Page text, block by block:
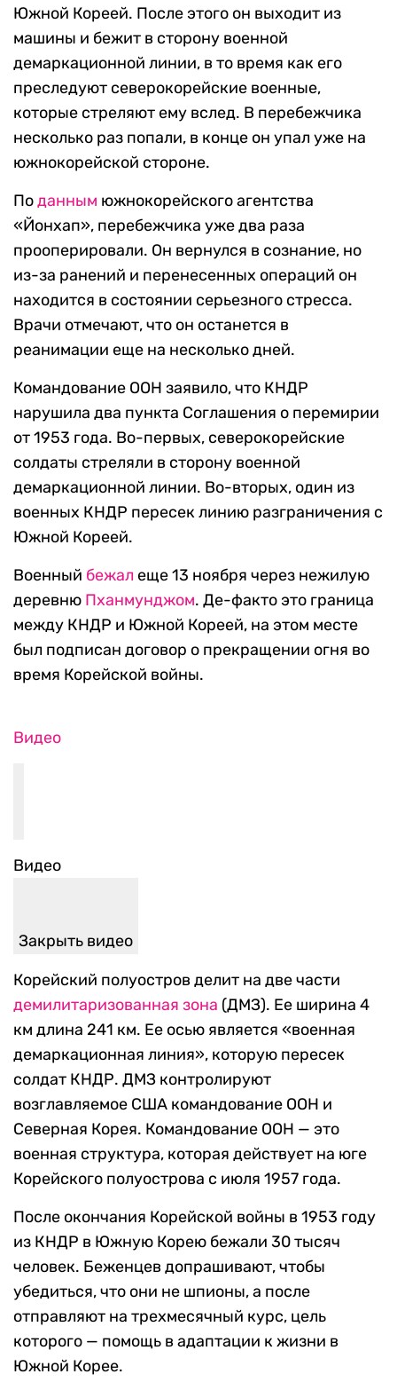
Южной Кореей. После этого он выходит из
машины и бежит в сторону военной
демаркационной линии, в то время как его
преследуют северокорейские военные,
которые стреляют ему вслед. В перебежчика
несколько раз попали, в конце он упал уже на
южнокорейской стороне.
Поданным южнокорейского агентства
«Йонхап», перебежчика уже два раза
прооперировали. Он вернулся в сознание, но
из-за ранений и перенесенных операций он
находится в состоянии серьезного стресса.
Врачи отмечают, что он останется в
реанимации еще на несколько дней.
Командование ООН заявило, что КНДР
нарушила два пункта Соглашения о перемирии
от 1953 года. Во-первых, северокорейские
солдаты стреляли в сторону военной
демаркационной линии. Во-вторых, один из
военных КНДР пересек линию разграничения с
Южной Кореей.
Военный бежал еще 13 ноября через нежилую
деревню Пханмунджом. Де-факто это граница
между КНДР и Южной Кореей, на этом месте
был подписан договор о прекращении огня во
время Корейской войны.
Видео
Видео
Закрыть видео
Корейский полуостров делит на две части
демилитаризованная зона (ДМЗ). Ее ширина 4
км длина 241 км. Ее осью является «военная
демаркационная линия», которую пересек
солдат КНДР. ДМЗ контролируют
возглавляемое США командование ООН и
Северная Корея. Командование ООН — это
военная структура, которая действует на юге
Корейского полуострова с июля 1957 года.
После окончания Корейской войны в 1953 году
из КНДР в Южную Корею бежали 30 тысяч
человек. Беженцев допрашивают, чтобы
убедиться, что они не шпионы, а после
отправляют на трехмесячный курс, цель
которого — помощь в адаптации к жизни в
Южной Корее.